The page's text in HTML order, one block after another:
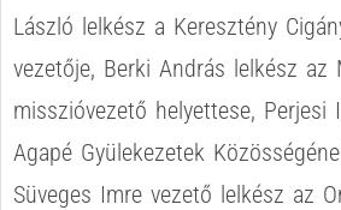
László lelkész a Keresztény
vezetője, Berki András lelkész az
misszióvezető helyettese, Perjesi
Agapé Gyülekezetek
Süveges Imre vezető lelkész az